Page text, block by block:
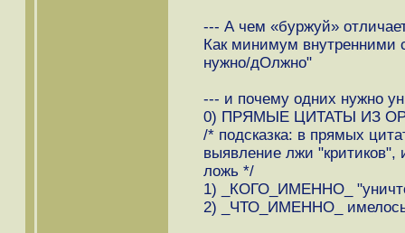
--- А чем «буржуй»
Как минимум внутренними
нужно/дОлжно"
--- и почему одних нужно
0) ПРЯМЫЕ ЦИТАТЫ ИЗ
/* подсказка: в прямых
выявление лжи "критиков",
ложь */
1) _КОГО_ИМЕННО_
2) _ЧТО_ИМЕННО_ имелось